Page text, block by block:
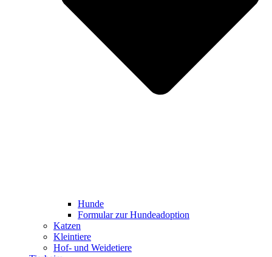
Hunde
Formular zur Hundeadoption
Katzen
Kleintiere
Hof- und Weidetiere